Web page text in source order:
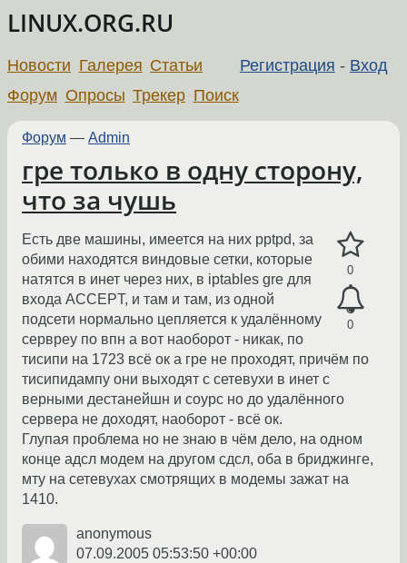
LINUX.ORG.RU
Регистрация - Вход
Новости Галерея Статьи
Форум Опросы Трекер Поиск
Форум — Admin
гре только в одну сторону,
что за чушь
0
0
Есть две машины, имеется на них pptpd, за
обими находятся виндовые сетки, которые
натятся в инет через них, в iptables gre для
входа ACCEPT, и там и там, из одной
подсети нормально цепляется к удалённому
сервреу по впн а вот наоборот - никак, по
тисипи на 1723 всё ок а гре не проходят, причём по
тисипидампу они выходят с сетевухи в инет с
верными дестанейшн и соурс но до удалённого
сервера не доходят, наоборот - всё ок.
Глупая проблема но не знаю в чём дело, на одном
конце адсл модем на другом сдсл, оба в бриджинге,
мту на сетевухах смотрящих в модемы зажат на
1410.
anonymous
07.09.2005 05:53:50 +00:00